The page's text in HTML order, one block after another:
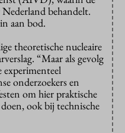
behandelt.
aan bod.
theoretische nucleaire
“Maar als gevolg
experimenteel
onderzoekers en
om hier praktische
ook bij technische